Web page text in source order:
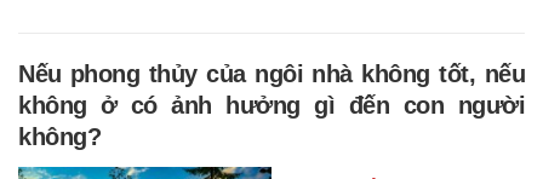
Nếu phong thủy của ngôi nhà không tốt, nếu
không ở có ảnh hưởng gì đến con người
không?